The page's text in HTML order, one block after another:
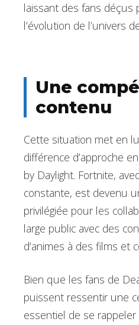
laissant des fans déçus
l’évolution de l’univers
Une
contenu
Cette situation met en
différence d’approche
by Daylight. Fortnite,
constante, est devenu
privilégiée pour les
large public avec des
d’animes à des films et
Bien que les fans de
puissent ressentir une
essentiel de se